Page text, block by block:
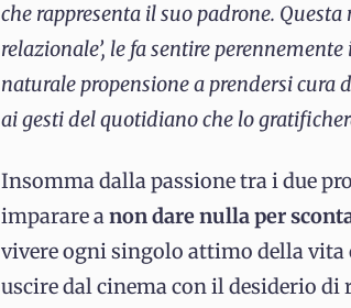
che rappresenta il suo padrone.
relazionale’, le fa sentire
naturale propensione a prendersi cura
ai gesti del quotidiano che lo
Insomma dalla passione tra i due
imparare anon dare nulla per
vivere ogni singolo attimo della vita
uscire dal cinema con il desiderio